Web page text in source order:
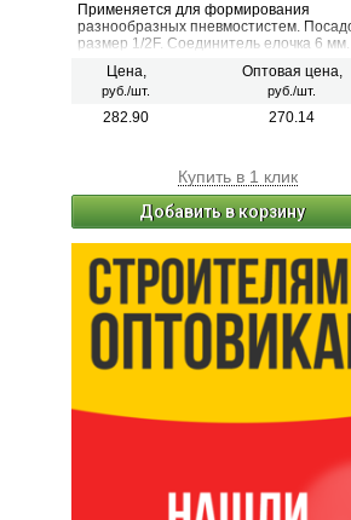
Применяется для формирования
разнообразных пневмостистем.
размер 1/2F. Соединитель елочка 6 мм.
Цена,
руб./шт.
Оптовая цена,
руб./шт.
282.90 270.14
Купить в 1 клик
Добавить в корзину